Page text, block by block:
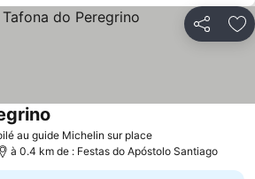
Partager
au guide Michelin sur placeConsulter les
à 0.4 km de : Festas do Apóstolo Santiago